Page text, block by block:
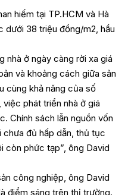
hiếm tại TP.HCM và Hà
dưới 38 triệu đồng/m2, hầu
nhà ở ngày càng rời xa giá
và khoảng cách giữa sản
cùng khả năng của số
việc phát triển nhà ở giá
Chính sách lẫn nguồn vốn
chưa đủ hấp dẫn, thủ tục
còn phức tạp”, ông David
công nghiệp, ông David
điểm sáng trên thị trường.